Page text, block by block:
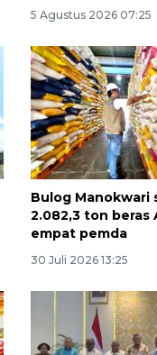
5 Agustus 2026 07:25
Bulog Manokwari
2.082,3 ton beras
empat pemda
30 Juli 2026 13:25